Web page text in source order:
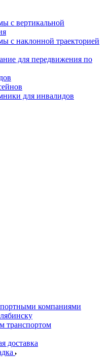
с вертикальной
с наклонной траекторией
для передвижения по
для инвалидов
компаниями
транспортом
доставка